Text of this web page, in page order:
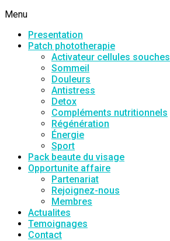
Menu
Presentation
Patch phototherapie
Activateur cellules souches
Sommeil
Douleurs
Antistress
Detox
Compléments nutritionnels
Régénération
Énergie
Sport
Pack beaute du visage
Opportunite affaire
Partenariat
Rejoignez-nous
Membres
Actualites
Temoignages
Contact